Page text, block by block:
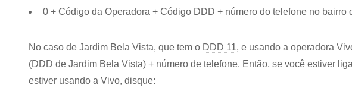
0 + Código da Operadora + Código DDD + número do telefone no bairro
No caso de Jardim Bela Vista, que tem o DDD 11, e usando a operadora
(DDD de Jardim Bela Vista) + número de telefone. Então, se você estiver
estiver usando a Vivo, disque: